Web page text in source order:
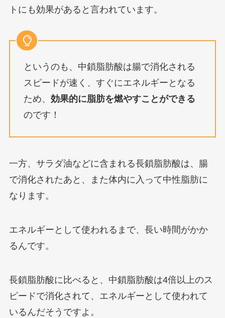
トにも効果があると言われています。
というのも、中鎖脂肪酸は腸で消化される
スピードが速く、すぐにエネルギーとなる
ため、 効果的に脂肪を燃やすことができる
のです！
一方、サラダ油などに含まれる長鎖脂肪酸は、腸
で消化されたあと、また体内に入って中性脂肪に
なります。
エネルギーとして使われるまで、長い時間がかか
るんです。
長鎖脂肪酸に比べると、中鎖脂肪酸は4倍以上のス
ピードで消化されて、エネルギーとして使われて
いるんだそうですよ。